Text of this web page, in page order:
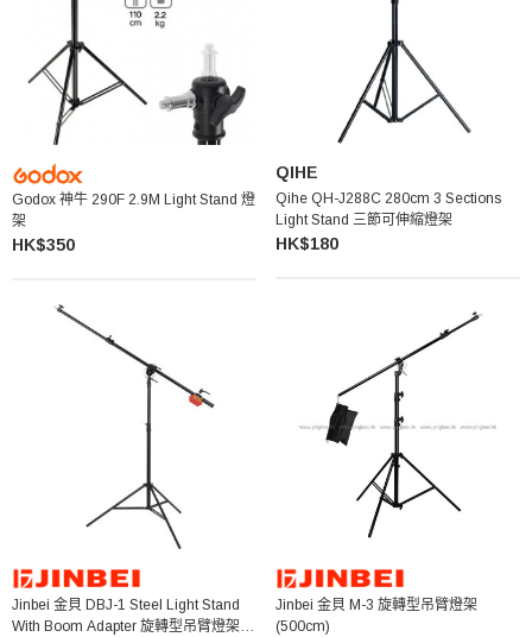
Godox 神牛 290F 2.9M Light Stand 燈
架
HK$350
QIHE
Qihe QH-J288C 280cm 3 Sections
Light Stand 三節可伸縮燈架
HK$180
Jinbei 金貝 DBJ-1 Steel Light Stand
With Boom Adapter 旋轉型吊臂燈架
Jinbei 金貝 M-3 旋轉型吊臂燈架
(500cm)